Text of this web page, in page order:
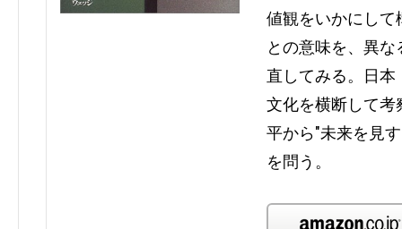
値観をいかにして
との意味を、異
直してみる。日
文化を横断して考
平から"未来を見
を問う。